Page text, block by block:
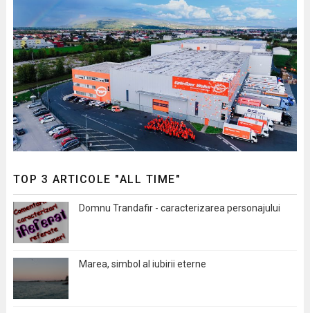
TOP 3 ARTICOLE "ALL TIME"
Domnu Trandafir - caracterizarea personajului
Marea, simbol al iubirii eterne